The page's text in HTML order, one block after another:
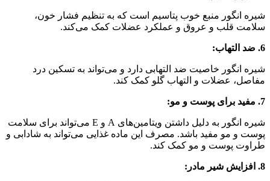
شیره انگور منبع خوب پتاسیم است که به تنظیم فشار خون،
سلامت قلب و عروق و عملکرد عضلات کمک می‌کند.
6. ضد التهاب:
شیره انگور خاصیت ضد التهابی دارد و می‌تواند به تسکین درد
مفاصل، عضلات و التهاب گلو کمک کند.
7. مفید برای پوست و مو:
شیره انگور به دلیل داشتن ویتامین‌های A و E می‌تواند برای سلامت
پوست و مو مفید باشد. مصرف این ماده غذایی می‌تواند به شادابی و
طراوت پوست و مو کمک کند.
8. افزایش شیر مادر: